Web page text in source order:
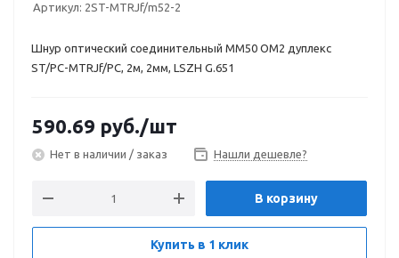
Артикул: 2ST-MTRJf/m52-2
Шнур оптический соединительный MM50 OM2 дуплекс
ST/PC-MTRJf/PC, 2м, 2мм, LSZH G.651
590.69 руб./шт
Нет в наличии / заказ Нашли дешевле?
В корзину
Купить в 1 клик